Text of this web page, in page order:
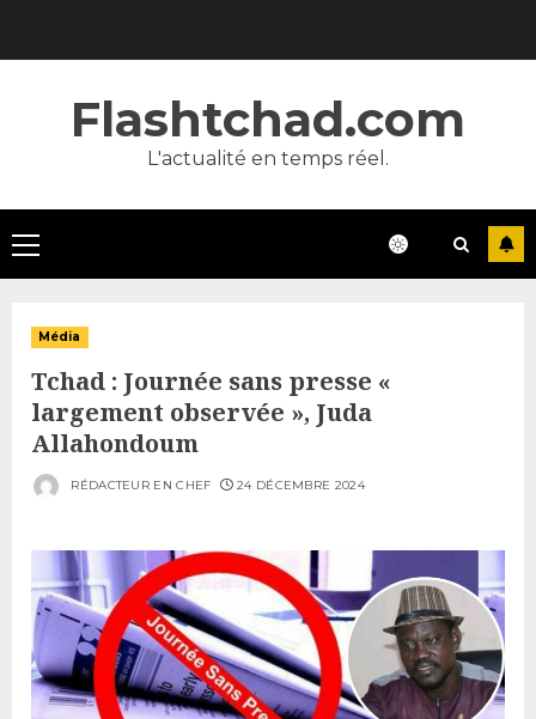
Flashtchad.com
L'actualité en temps réel.
Primary
Menu
Média
Tchad : Journée sans presse «
largement observée », Juda
Allahondoum
RÉDACTEUR EN CHEF 24 DÉCEMBRE 2024